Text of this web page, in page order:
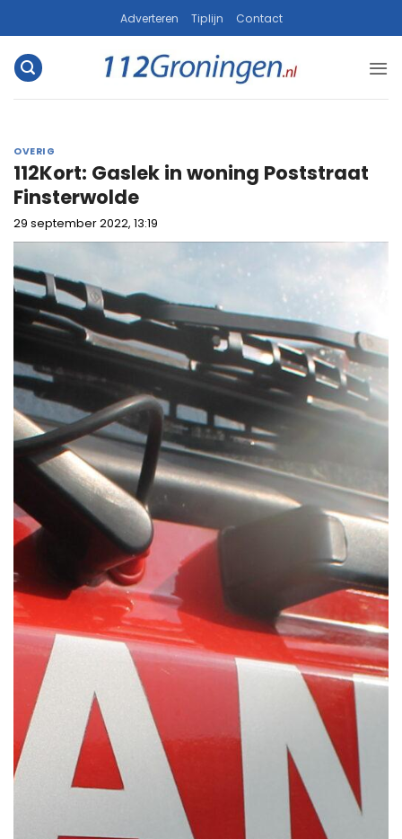
naar
inhoud
Adverteren Tiplijn Contact
OVERIG
112Kort: Gaslek in woning Poststraat
Finsterwolde
29 september 2022, 13:19